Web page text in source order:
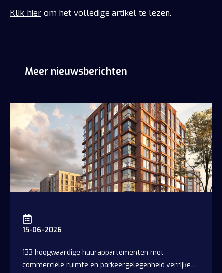
Home
Ontwikkelingen​
Huurwoningen
Klik hier om het volledige artikel te lezen.
Meer nieuwsberichten
15-06-2026
133 hoogwaardige huurappartementen met
commerciële ruimte en parkeergelegenheid verrijken